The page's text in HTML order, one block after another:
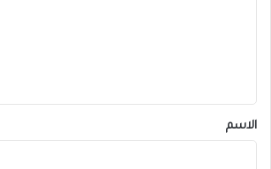
*
الاسم